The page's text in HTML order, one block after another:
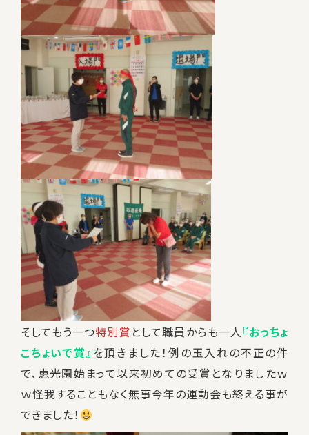
そしてもう一つ特別賞 として職員からも一人『おっちょ
こちょいで賞』 を頂きました！例の玉入れの不正の件
で、恵光園始まって以来初めての受賞となりましたｗ
ｗ怪我することもなく無事今年の運動会も終える事が
できました！